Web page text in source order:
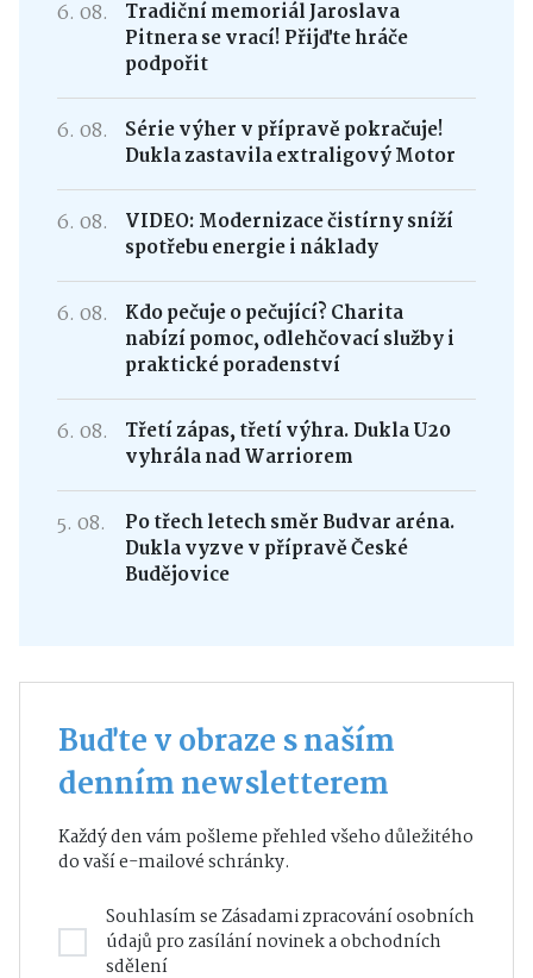
6. 08.
Tradiční memoriál Jaroslava
Pitnera se vrací! Přijďte hráče
podpořit
6. 08.
Série výher v přípravě pokračuje!
Dukla zastavila extraligový Motor
6. 08.
VIDEO: Modernizace čistírny sníží
spotřebu energie i náklady
6. 08.
Kdo pečuje o pečující? Charita
nabízí pomoc, odlehčovací služby i
praktické poradenství
6. 08.
Třetí zápas, třetí výhra. Dukla U20
vyhrála nad Warriorem
5. 08.
Po třech letech směr Budvar aréna.
Dukla vyzve v přípravě České
Budějovice
Buďte v obraze s naším
denním newsletterem
Každý den vám pošleme přehled všeho důležitého
do vaší e-mailové schránky.
Souhlasím seZásadami zpracování osobních
údajůpro zasílání novinek a obchodních
sdělení